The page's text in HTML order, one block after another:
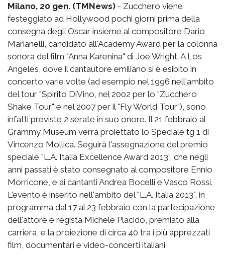
Milano, 20 gen. (TMNews) - Zucchero viene
festeggiato ad Hollywood pochi giorni prima della
consegna degli Oscar insieme al compositore Dario
Marianelli, candidato all'Academy Award per la colonna
sonora del film "Anna Karenina" di Joe Wright. A Los
Angeles, dove il cantautore emiliano si è esibito in
concerto varie volte (ad esempio nel 1996 nell'ambito
del tour "Spirito DiVino, nel 2002 per lo "Zucchero
Shake Tour" e nel 2007 per il "Fly World Tour"), sono
infatti previste 2 serate in suo onore. Il 21 febbraio al
Grammy Museum verrà proiettato lo Speciale tg 1 di
Vincenzo Mollica. Seguirà l'assegnazione del premio
speciale "L.A. Italia Excellence Award 2013", che negli
anni passati è stato consegnato al compositore Ennio
Morricone, e ai cantanti Andrea Bocelli e Vasco Rossi.
L'evento è inserito nell'ambito del "L.A. Italia 2013", in
programma dal 17 al 23 febbraio con la partecipazione
dell'attore e regista Michele Placido, premiato alla
carriera, e la proiezione di circa 40 tra i più apprezzati
film, documentari e video-concerti italiani